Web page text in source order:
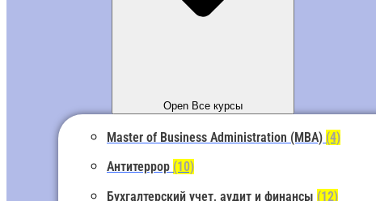
Open Все курсы
Master of Business Administration (MBA) (4)
Антитеррор (10)
Бухгалтерский учет, аудит и финансы (12)